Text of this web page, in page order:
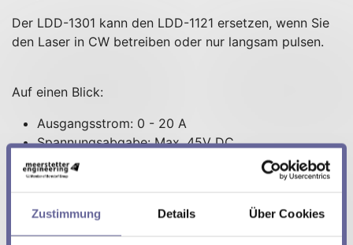
Zustimmung Details Über Cookies
Der LDD-1301 kann den LDD-1121 ersetzen, wenn Sie
den Laser in CW betreiben oder nur langsam pulsen.
Auf einen Blick:
Ausgangsstrom: 0 - 20 A
Spannungsabgabe: Max. 45V DC
Vin: 10.5 - 48 V DC
Pulslänge: Min. 1 ms
Sicherheitsfunktion: Ultraschnelle Abschaltung für
optimalen LD Schutz